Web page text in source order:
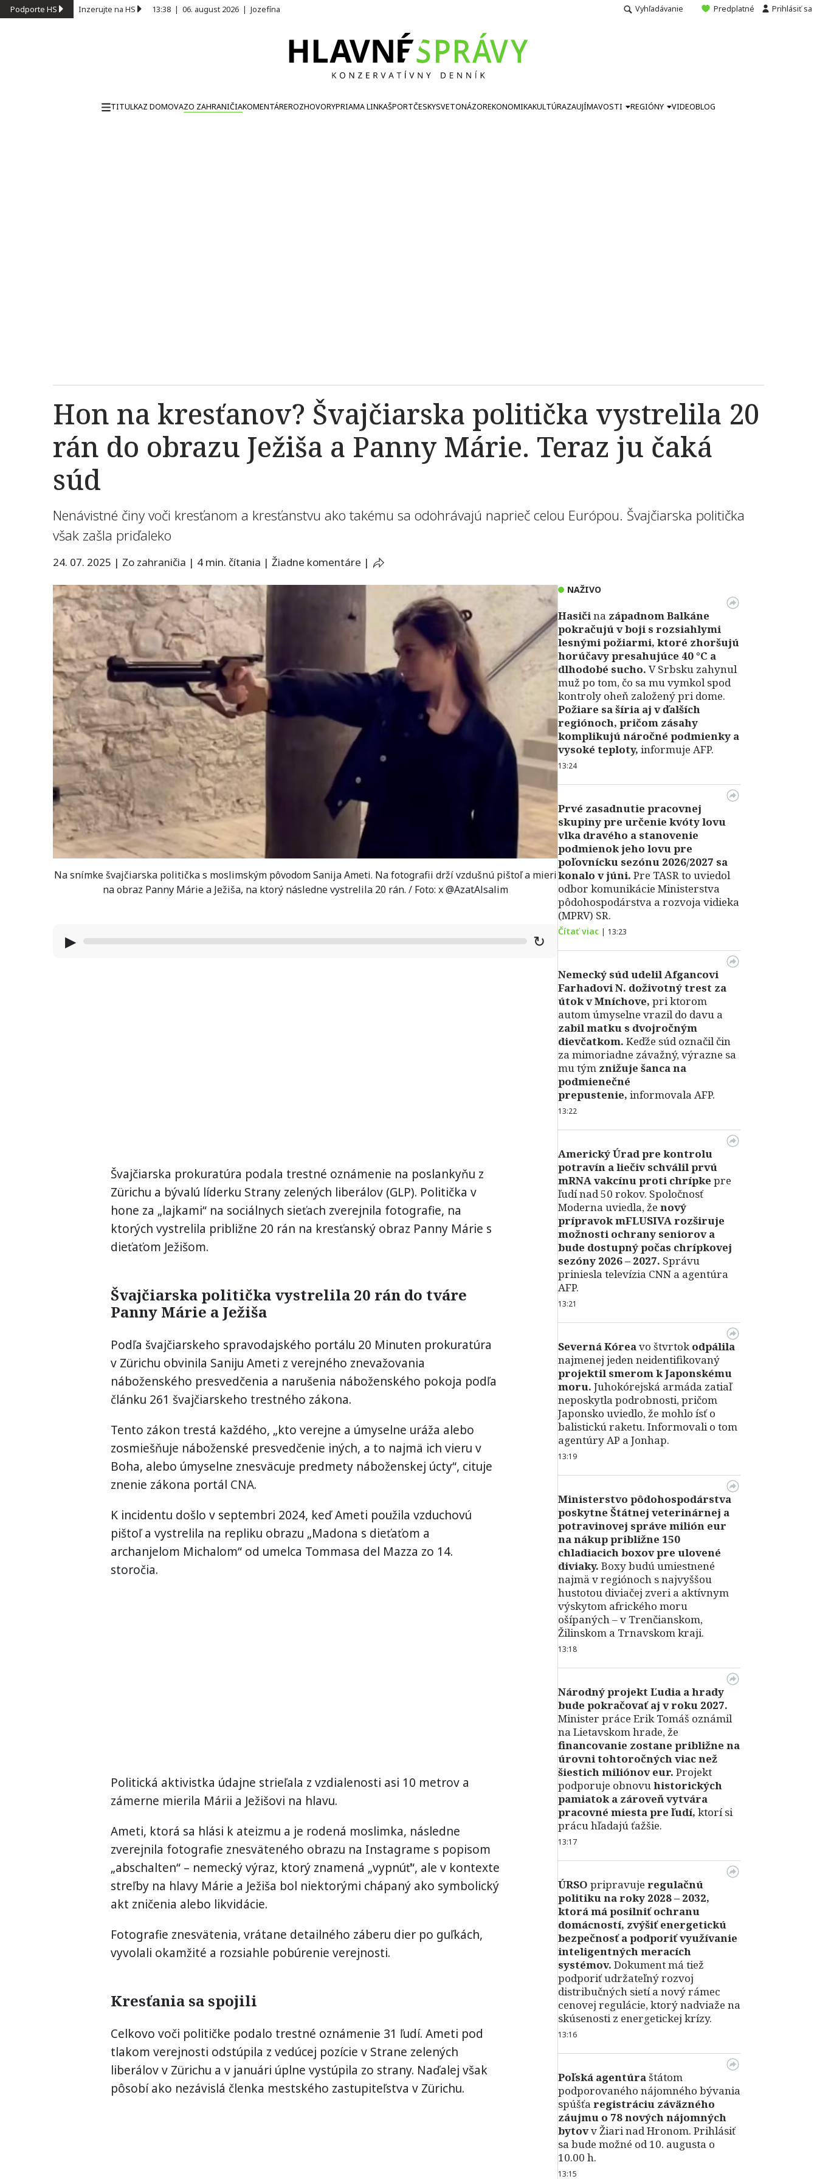
Podporte HS Inzerujte na HS 13:38 | 06. august 2026 | Jozefína Vyhľadávanie Predplatné Prihlásiť sa
TITULKAZ DOMOVAZO ZAHRANIČIAKOMENTÁREROZHOVORYPRIAMA LINKAŠPORTČESKYSVETONÁZOREKONOMIKAKULTÚRAZAUJÍMAVOSTI REGIÓNY VIDEOBLOG
Hon na kresťanov? Švajčiarska politička vystrelila 20
rán do obrazu Ježiša a Panny Márie. Teraz ju čaká
súd
Nenávistné činy voči kresťanom a kresťanstvu ako takému sa odohrávajú naprieč celou Európou. Švajčiarska politička
však zašla priďaleko
24. 07. 2025 | Zo zahraničia | 4 min. čítania | Žiadne komentáre |
Na snímke švajčiarska politička s moslimským pôvodom Sanija Ameti. Na fotografii drží vzdušnú pištoľ a mieri
na obraz Panny Márie a Ježiša, na ktorý následne vystrelila 20 rán. / Foto: x @AzatAlsalim
▶ ↻
Švajčiarska prokuratúra podala trestné oznámenie na poslankyňu z
Zürichu a bývalú líderku Strany zelených liberálov (GLP). Politička v
hone za „lajkami“ na sociálnych sieťach zverejnila fotografie, na
ktorých vystrelila približne 20 rán na kresťanský obraz Panny Márie s
dieťaťom Ježišom.
Švajčiarska politička vystrelila 20 rán do tváre
Panny Márie a Ježiša
Podľa švajčiarskeho spravodajského portálu 20 Minuten prokuratúra
v Zürichu obvinila Saniju Ameti z verejného znevažovania
náboženského presvedčenia a narušenia náboženského pokoja podľa
článku 261 švajčiarskeho trestného zákona.
Tento zákon trestá každého, „kto verejne a úmyselne uráža alebo
zosmiešňuje náboženské presvedčenie iných, a to najmä ich vieru v
Boha, alebo úmyselne znesväcuje predmety náboženskej úcty“, cituje
znenie zákona portál CNA.
K incidentu došlo v septembri 2024, keď Ameti použila vzduchovú
pištoľ a vystrelila na repliku obrazu „Madona s dieťaťom a
archanjelom Michalom“ od umelca Tommasa del Mazza zo 14.
storočia.
Politická aktivistka údajne strieľala z vzdialenosti asi 10 metrov a
zámerne mierila Márii a Ježišovi na hlavu.
Ameti, ktorá sa hlási k ateizmu a je rodená moslimka, následne
zverejnila fotografie znesväteného obrazu na Instagrame s popisom
„abschalten“ – nemecký výraz, ktorý znamená „vypnúť“, ale v kontexte
streľby na hlavy Márie a Ježiša bol niektorými chápaný ako symbolický
akt zničenia alebo likvidácie.
Fotografie znesvätenia, vrátane detailného záberu dier po guľkách,
vyvolali okamžité a rozsiahle pobúrenie verejnosti.
Kresťania sa spojili
Celkovo voči političke podalo trestné oznámenie 31 ľudí. Ameti pod
tlakom verejnosti odstúpila z vedúcej pozície v Strane zelených
liberálov v Zürichu a v januári úplne vystúpila zo strany. Naďalej však
pôsobí ako nezávislá členka mestského zastupiteľstva v Zürichu.
NAŽIVO
Hasičina západnom Balkáne
pokračujú v boji s rozsiahlymi
lesnými požiarmi, ktoré zhoršujú
horúčavy presahujúce 40 °C a
dlhodobé sucho. V Srbsku zahynul
muž po tom, čo sa mu vymkol spod
kontroly oheň založený pri dome.
Požiare sa šíria aj v ďalších
regiónoch, pričom zásahy
komplikujú náročné podmienky a
vysoké teploty, informuje AFP.
13:24
Prvé zasadnutie pracovnej
skupiny pre určenie kvóty lovu
vlka dravého a stanovenie
podmienok jeho lovu pre
poľovnícku sezónu 2026/2027 sa
konalo v júni. Pre TASR to uviedol
odbor komunikácie Ministerstva
pôdohospodárstva a rozvoja vidieka
(MPRV) SR.
Čítať viac | 13:23
Nemecký súd udelil Afgancovi
Farhadovi N. doživotný trest za
útok v Mníchove, pri ktorom
autom úmyselne vrazil do davu a
zabil matku s dvojročným
dievčatkom. Keďže súd označil čin
za mimoriadne závažný, výrazne sa
mu tým znižuje šanca na
podmienečné
prepustenie, informovala AFP.
13:22
Americký Úrad pre kontrolu
potravín a liečiv schválil prvú
mRNA vakcínu proti chrípke pre
ľudí nad 50 rokov. Spoločnosť
Moderna uviedla, že nový
prípravok mFLUSIVA rozširuje
možnosti ochrany seniorov a
bude dostupný počas chrípkovej
sezóny 2026 – 2027. Správu
priniesla televízia CNN a agentúra
AFP.
13:21
Severná Kóreavo štvrtokodpálila
najmenej jeden neidentifikovaný
projektil smerom k Japonskému
moru. Juhokórejská armáda zatiaľ
neposkytla podrobnosti, pričom
Japonsko uviedlo, že mohlo ísť o
balistickú raketu. Informovali o tom
agentúry AP a Jonhap.
13:19
Ministerstvo pôdohospodárstva
poskytne Štátnej veterinárnej a
potravinovej správe milión eur
na nákup približne 150
chladiacich boxov pre ulovené
diviaky. Boxy budú umiestnené
najmä v regiónoch s najvyššou
hustotou diviačej zveri a aktívnym
výskytom afrického moru
ošípaných – v Trenčianskom,
Žilinskom a Trnavskom kraji.
13:18
Národný projekt Ľudia a hrady
bude pokračovať aj v roku 2027.
Minister práce Erik Tomáš oznámil
na Lietavskom hrade, že
financovanie zostane približne na
úrovni tohtoročných viac než
šiestich miliónov eur. Projekt
podporuje obnovuhistorických
pamiatok a zároveň vytvára
pracovné miesta pre ľudí, ktorí si
prácu hľadajú ťažšie.
13:17
ÚRSO pripravuje regulačnú
politiku na roky 2028 – 2032,
ktorá má posilniť ochranu
domácností, zvýšiť energetickú
bezpečnosť a podporiť využívanie
inteligentných meracích
systémov. Dokument má tiež
podporiť udržateľný rozvoj
distribučných sietí a nový rámec
cenovej regulácie, ktorý nadviaže na
skúsenosti z energetickej krízy.
13:16
Poľská agentúraštátom
podporovaného nájomného bývania
spúšťa registráciu záväzného
záujmu o 78 nových nájomných
bytovv Žiari nad Hronom. Prihlásiť
sa bude možné od 10. augusta o
10.00 h.
13:15